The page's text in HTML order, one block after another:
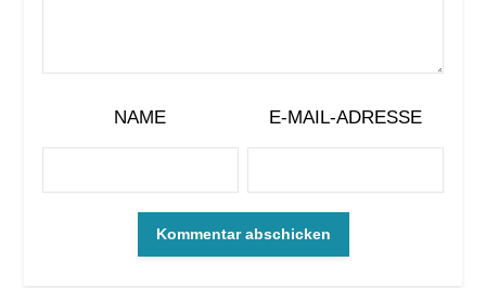
NAME E-MAIL-ADRESSE